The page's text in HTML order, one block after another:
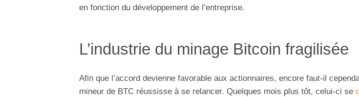
en fonction du développement de l’entreprise.
L’industrie du minage Bitcoin fragilisée
Afin que l’accord devienne favorable aux actionnaires, encore faut-il
mineur de BTC réussisse à se relancer. Quelques mois plus tôt, celui-ci se